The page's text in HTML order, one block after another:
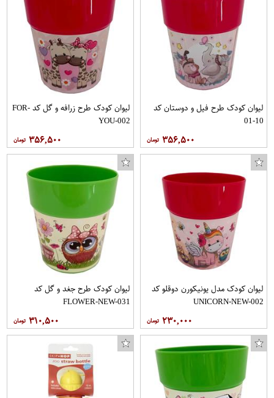
لیوان کودک طرح فیل و دوستان کد
10-01
۳۵۶,۵۰۰
لیوان کودک طرح زرافه و گل کد FOR-
YOU-002
۳۵۶,۵۰۰
لیوان کودک مدل یونیکورن دوقلو کد
UNICORN-NEW-002
۲۳۰,۰۰۰
لیوان کودک طرح جغد و گل کد
FLOWER-NEW-031
۳۱۰,۵۰۰